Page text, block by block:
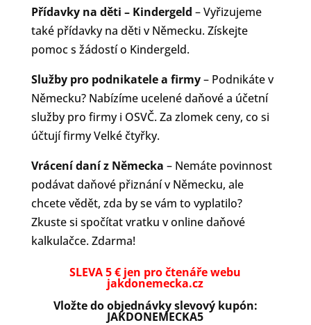
Přídavky na děti – Kindergeld – Vyřizujeme
také přídavky na děti v Německu. Získejte
pomoc s žádostí o Kindergeld.
Služby pro podnikatele a firmy– Podnikáte v
Německu? Nabízíme ucelené daňové a účetní
služby pro firmy i OSVČ. Za zlomek ceny, co si
účtují firmy Velké čtyřky.
Vrácení daní z Německa – Nemáte povinnost
podávat daňové přiznání v Německu, ale
chcete vědět, zda by se vám to vyplatilo?
Zkuste si spočítat vratku v online daňové
kalkulačce. Zdarma!
SLEVA 5 € jen pro čtenáře webu
jakdonemecka.cz
Vložte do objednávky slevový kupón:
JAKDONEMECKA5